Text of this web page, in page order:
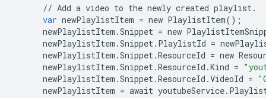
// Add a video to the newly created playlist.
var newPlaylistItem = new PlaylistItem();
newPlaylistItem .Snippet = new
newPlaylistItem .Snippet. PlaylistId =
newPlaylistItem .Snippet.ResourceId = new
newPlaylistItem .Snippet.ResourceId .Kind =
newPlaylistItem .Snippet.ResourceId .VideoId =
newPlaylistItem = await youtubeService.